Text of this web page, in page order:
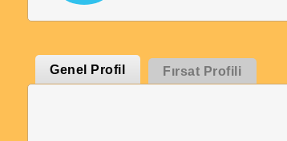
Genel Profil Fırsat Profili